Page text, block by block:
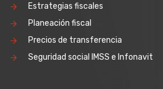
Estrategias fiscales
Planeación fiscal
Precios de transferencia
Seguridad social IMSS e Infonavit